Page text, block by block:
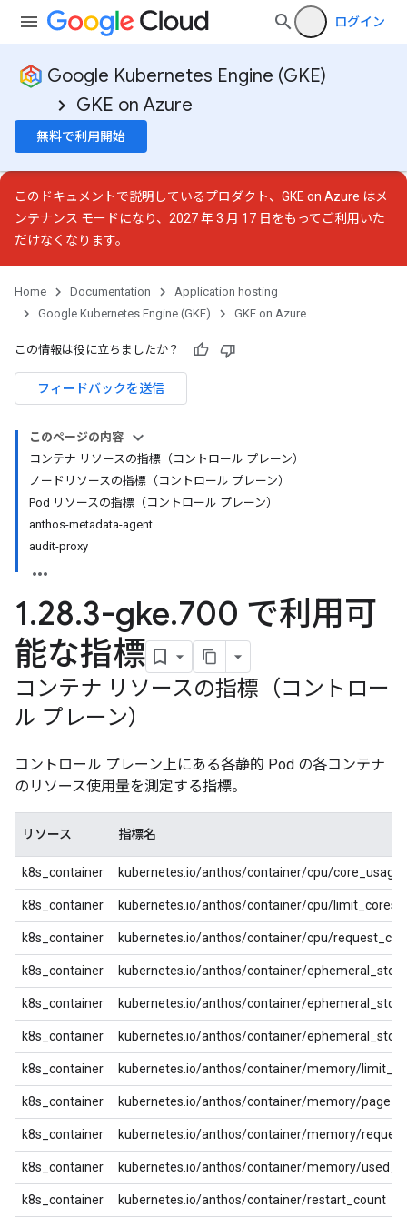
ログイン
Google Kubernetes Engine (GKE)
GKE on Azure
無料で利用開始
このドキュメントで説明しているプロダクト、GKE on Azure はメ
ンテナンス モード になり、2027 年 3 月 17 日をもってご利用いた
だけなくなります。
Home Documentation
Application hosting
Google Kubernetes Engine (GKE)
GKE on Azure
この情報は役に立ちましたか？
フィードバックを送信
このページの内容
コンテナ リソースの指標（コントロール プレーン）
ノードリソースの指標（コントロール プレーン）
Pod リソースの指標（コントロール プレーン）
anthos-metadata-agent
audit-proxy
1.28.3-gke.700 で利用可
能な指標
コンテナ リソースの指標（コントロー
ル プレーン）
コントロール プレーン上にある各静的 Pod の各コンテナ
のリソース使用量を測定する指標。
リソース 指標名
k8s_container kubernetes.io/anthos/container/cpu/
k8s_container kubernetes.io/anthos/container/cpu/limit_cores
k8s_container kubernetes.io/anthos/container/cpu/
k8s_container kubernetes.io/anthos/container/
k8s_container kubernetes.io/anthos/container/
k8s_container kubernetes.io/anthos/container/
k8s_container kubernetes.io/anthos/container/memory/
k8s_container kubernetes.io/anthos/container/memory/
k8s_container kubernetes.io/anthos/container/memory/
k8s_container kubernetes.io/anthos/container/memory/
k8s_container kubernetes.io/anthos/container/restart_count